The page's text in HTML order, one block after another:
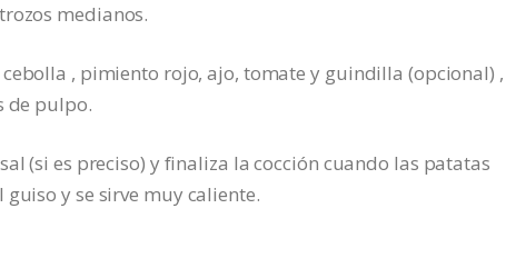
medianos.
, pimiento rojo, ajo, tomate y guindilla (opcional)
de pulpo.
(si es preciso) y finaliza la cocción cuando las patatas
guiso y se sirve muy caliente.